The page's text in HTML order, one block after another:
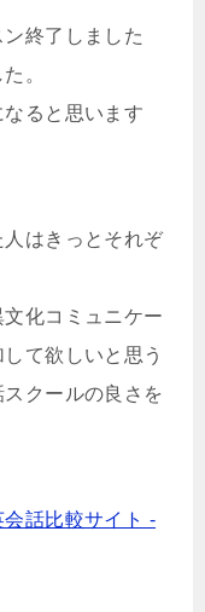
終了しました
。
ると思います
はきっとそれぞ
化コミュニケー
て欲しいと思う
クールの良さを
会話比較サイト -